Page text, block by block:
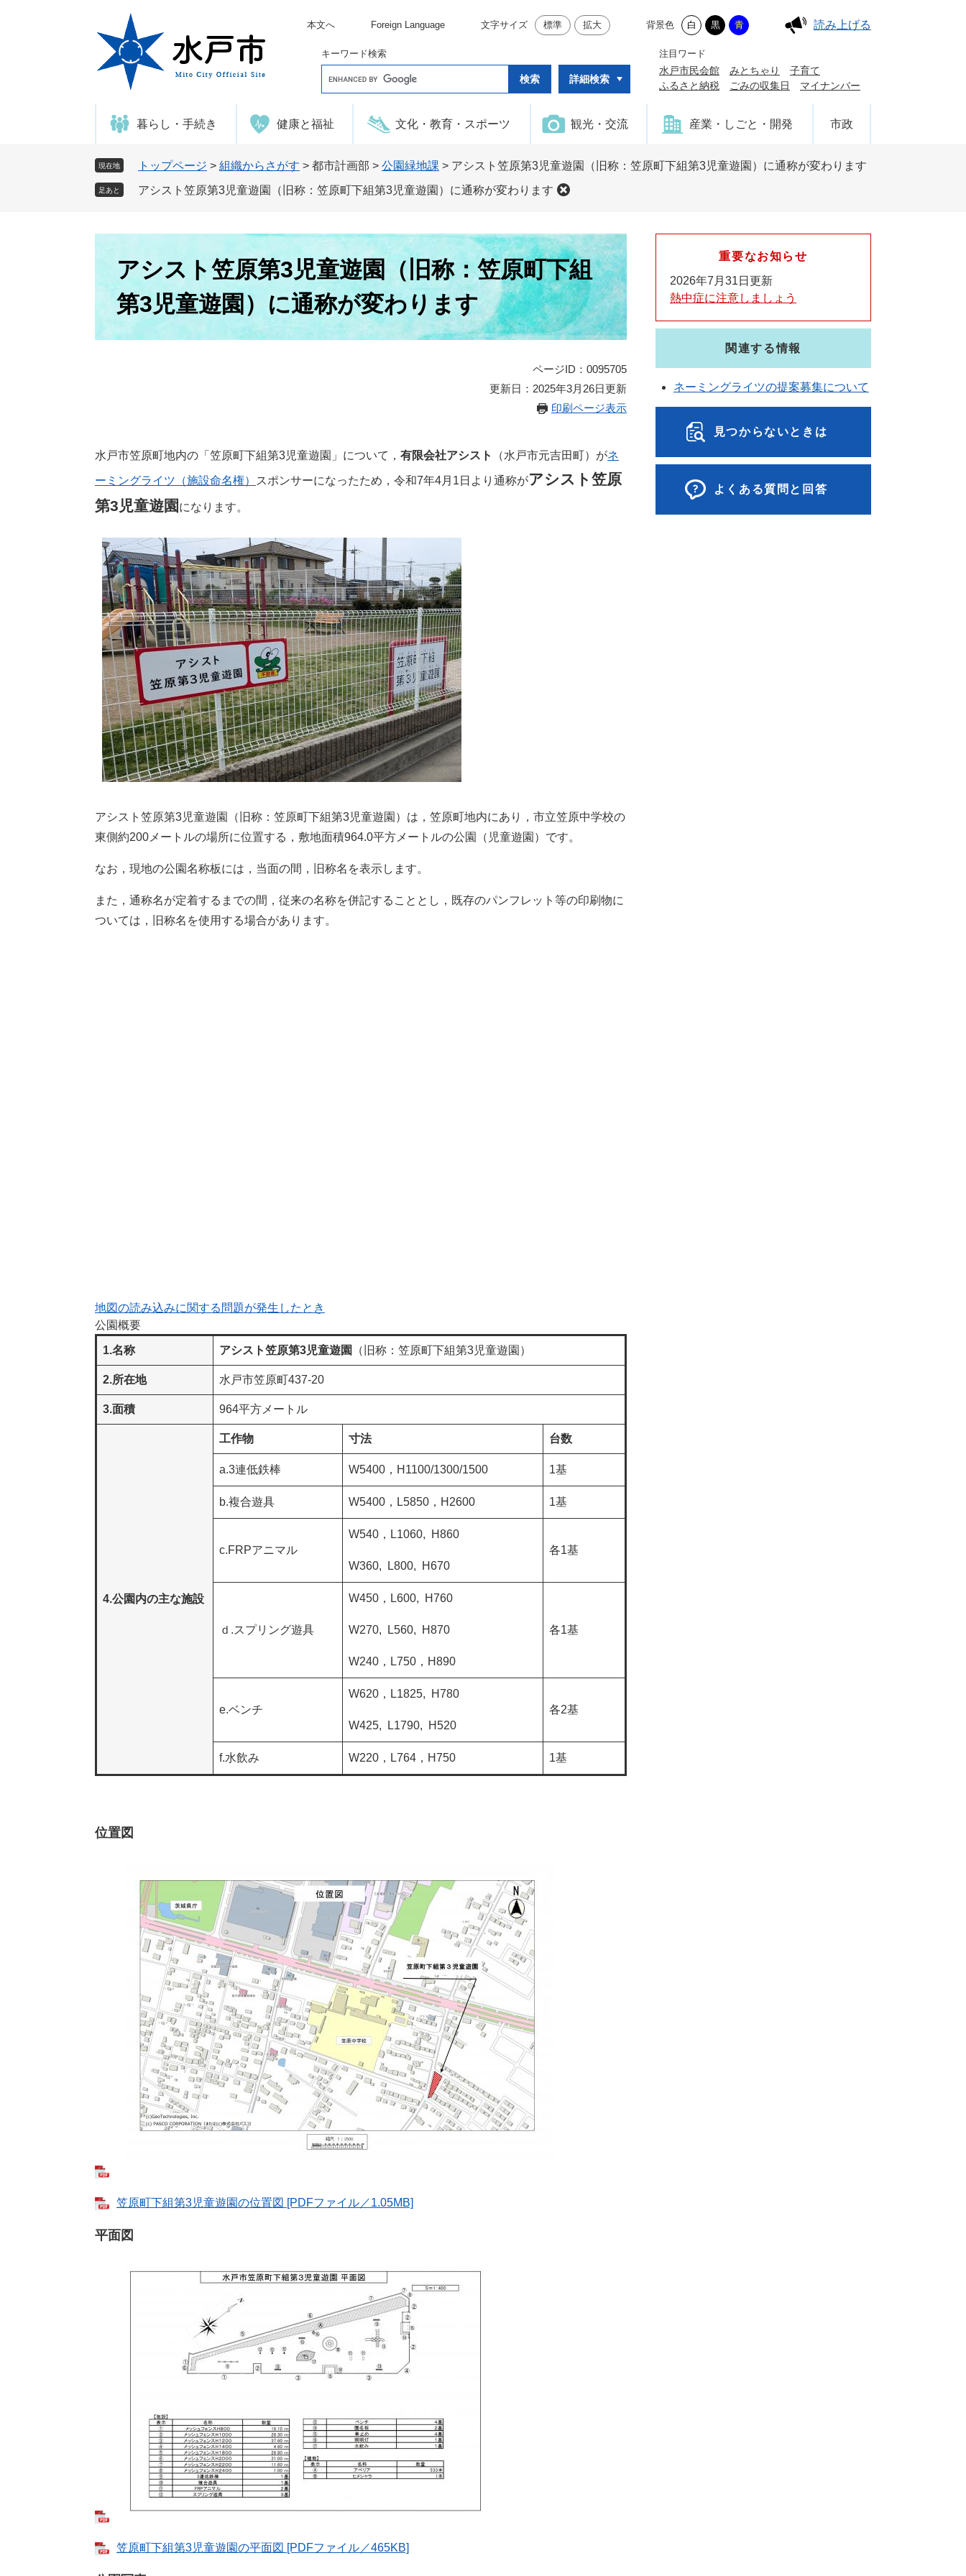
本文へ Foreign Language 文字サイズ 標準 拡大 背景色 白 黒 青 読み上げる
キーワード検索
o
e
タ
ム
検
索
詳細検索
注目ワード
水戸市民会館 みとちゃり
子育て
ふるさと納税
ごみの収集日 マイナンバー
暮らし・手続き 健康と福祉 文化・教育・スポーツ 観光・交流 産業・しごと・開発 市政
現在地 トップページ > 組織からさがす > 都市計画部 > 公園緑地課 > アシスト笠原第3児童遊園（旧称：笠原町下組第3児童遊園）に通称が変わります
足あと アシスト笠原第3児童遊園（旧称：笠原町下組第3児童遊園）に通称が変わります
アシスト笠原第3児童遊園（旧称：笠原町下組
第3児童遊園）に通称が変わります
ページID：0095705
更新日：2025年3月26日更新
印刷ページ表示
水戸市笠原町地内の「笠原町下組第3児童遊園」について， 有限会社アシスト （水戸市元吉田町）がネ
ーミングライツ（施設命名権） スポンサーになったため，令和7年4月1日より通称がアシスト笠原
第3児童遊園 になります。
アシスト笠原第3児童遊園（旧称：笠原町下組第3児童遊園）は，笠原町地内にあり，市立笠原中学校の
東側約200メートルの場所に位置する，敷地面積964.0平方メートルの公園（児童遊園）です。
なお，現地の公園名称板には，当面の間，旧称名を表示します。
また，通称名が定着するまでの間，従来の名称を併記することとし，既存のパンフレット等の印刷物に
ついては，旧称名を使用する場合があります。
地図の読み込みに関する問題が発生したとき
公園概要
1.名称 アシスト笠原第3児童遊園 （旧称：笠原町下組第3児童遊園）
2.所在地 水戸市笠原町437-20
3.面積 964平方メートル
4.公園内の主な施設
工作物 寸法 台数
a.3連低鉄棒 W5400，H1100/1300/1500 1基
b.複合遊具 W5400，L5850，H2600 1基
c.FRPアニマル
W540，L1060, H860
W360, L800, H670
各1基
ｄ.スプリング遊具
W450，L600, H760
W270, L560, H870
W240，L750，H890
各1基
e.ベンチ
W620，L1825, H780
W425, L1790, H520
各2基
f.水飲み W220，L764，H750 1基
位置図
笠原町下組第3児童遊園の位置図 [PDFファイル／1.05MB]
平面図
笠原町下組第3児童遊園の平面図 [PDFファイル／465KB]
重要なお知らせ
2026年7月31日更新
熱中症に注意しましょう
関連する情報
ネーミングライツの提案募集について
見つからないときは
よくある質問と回答